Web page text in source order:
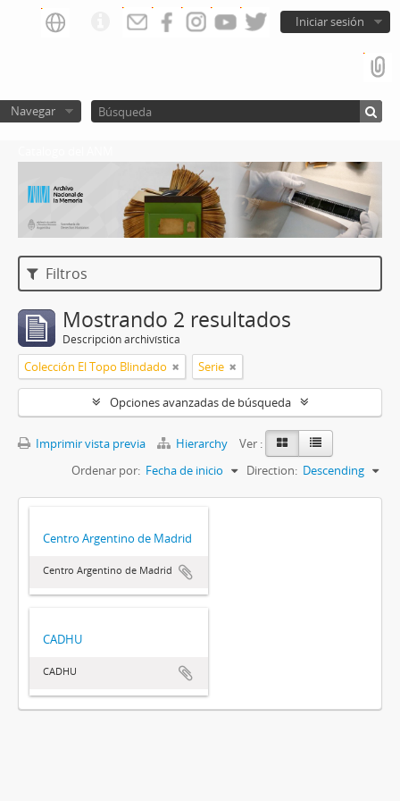
Iniciar sesión
Navegar
Filtros
Mostrando 2 resultados
Descripción archivística
Colección El Topo Blindado Serie
Opciones avanzadas de búsqueda
Imprimir vista previa Hierarchy
Ver :
Ordenar por: Fecha de inicio Direction: Descending
Centro Argentino de Madrid
Centro Argentino de Madrid
CADHU
CADHU